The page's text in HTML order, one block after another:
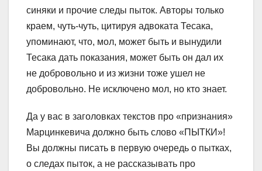
синяки и прочие следы пыток. Авторы только
краем, чуть-чуть, цитируя адвоката Тесака,
упоминают, что, мол, может быть и вынудили
Тесака дать показания, может быть он дал их
не добровольно и из жизни тоже ушел не
добровольно. Не исключено мол, но кто знает.
Да у вас в заголовках текстов про «признания»
Марцинкевича должно быть слово «ПЫТКИ»!
Вы должны писать в первую очередь о пытках,
о следах пыток, а не рассказывать про